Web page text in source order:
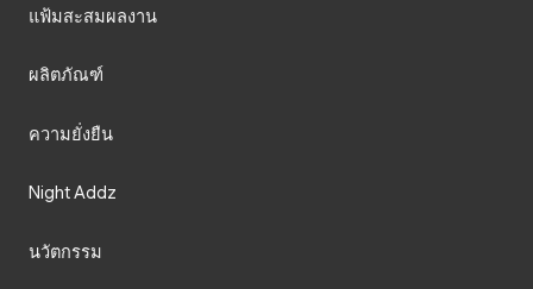
แฟ้มสะสมผลงาน
ผลิตภัณฑ์
ความยั่งยืน
Night Addz
นวัตกรรม